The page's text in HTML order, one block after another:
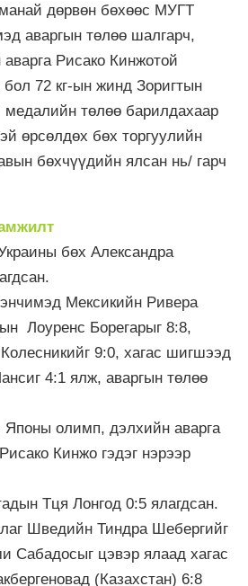
дөрвөн бөхөөс МУГТ
аваргын төлөө шалгарч,
Рисако Кинжотой
72 кг-ын жинд Зоригтын
медалийн төлөө барилдахаар
өрсөлдөх бөх торгуулийн
бөхчүүдийн ялсан нь/ гарч
бөх Александра
Мексикийн Ривера
Лоуренс Борегарыг 8:8,
9:0, хагас шигшээд
4:1 ялж, аваргын төлөө
Японы олимп, дэлхийн аварга
Кинжо гэдэг нэрээр
Тця Лонгод 0:5 ялагдсан.
Шведийн Тиндра Шебергийг
Сабадосыг цэвэр ялаад хагас
(Казахстан) 6:8